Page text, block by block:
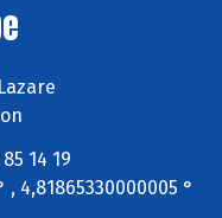
14 19
, 4,81865330000005 °